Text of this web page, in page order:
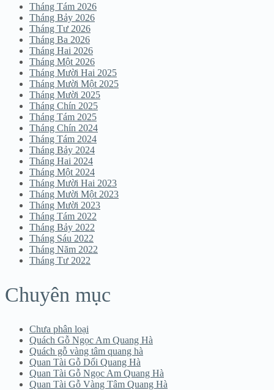
Tháng Tám 2026
Tháng Bảy 2026
Tháng Tư 2026
Tháng Ba 2026
Tháng Hai 2026
Tháng Một 2026
Tháng Mười Hai 2025
Tháng Mười Một 2025
Tháng Mười 2025
Tháng Chín 2025
Tháng Tám 2025
Tháng Chín 2024
Tháng Tám 2024
Tháng Bảy 2024
Tháng Hai 2024
Tháng Một 2024
Tháng Mười Hai 2023
Tháng Mười Một 2023
Tháng Mười 2023
Tháng Tám 2022
Tháng Bảy 2022
Tháng Sáu 2022
Tháng Năm 2022
Tháng Tư 2022
Chuyên mục
Chưa phân loại
Quách Gỗ Ngọc Am Quang Hà
Quách gỗ vàng tâm quang hà
Quan Tài Gỗ Dổi Quang Hà
Quan Tài Gỗ Ngọc Am Quang Hà
Quan Tài Gỗ Vàng Tâm Quang Hà